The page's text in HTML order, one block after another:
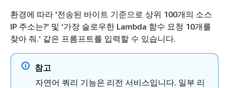
환경에 따라 '전송된 바이트 기준으로 상위 100개의 소스
IP 주소는?' 및 ‘가장 슬로우한 Lambda 함수 요청 10개를
찾아 줘.’ 같은 프롬프트를 입력할 수 있습니다.
참고
자연어 쿼리 기능은 리전 서비스입니다. 일부 리